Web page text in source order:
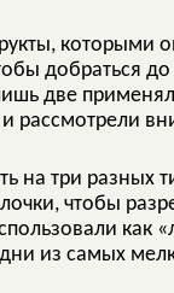
которыми
добраться
две
рассмотрели
на три разных
чтобы
как
из самых